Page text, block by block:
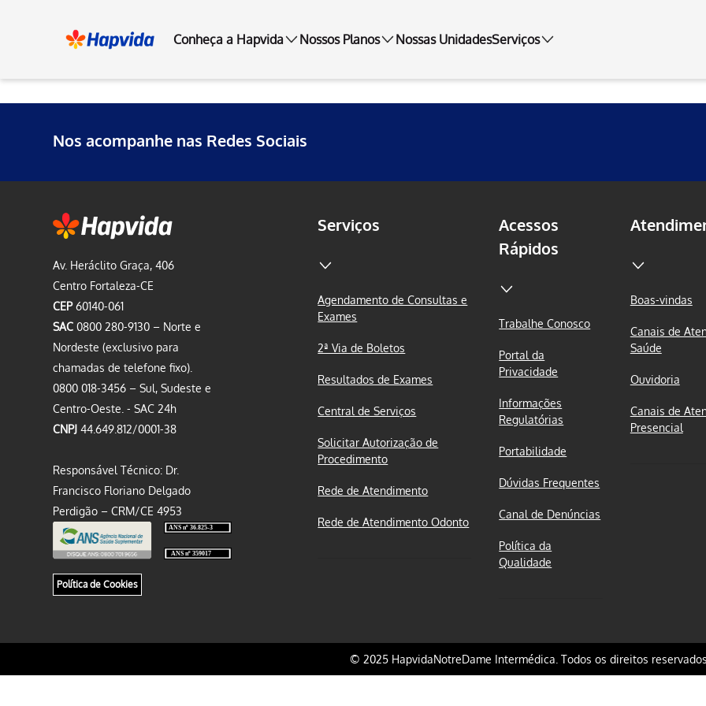
Conheça a Hapvida Nossos Planos Nossas UnidadesServiços
Nos acompanhe nas Redes Sociais
Av. Heráclito Graça, 406
Centro Fortaleza-CE
CEP60140-061
SAC0800 280-9130 – Norte e
Nordeste (exclusivo para
chamadas de telefone fixo).
0800 018-3456 – Sul, Sudeste e
Centro-Oeste. - SAC 24h
CNPJ44.649.812/0001-38
Responsável Técnico: Dr.
Francisco Floriano Delgado
Perdigão – CRM/CE 4953
Política de Cookies
Serviços
Agendamento de Consultas e
Exames
2ª Via de Boletos
Resultados de Exames
Central de Serviços
Solicitar Autorização de
Procedimento
Rede de Atendimento
Rede de Atendimento Odonto
Acessos
Rápidos
Trabalhe Conosco
Portal da
Privacidade
Informações
Regulatórias
Portabilidade
Dúvidas Frequentes
Canal de Denúncias
Política da
Qualidade
Boas-vindas
Canais de
Saúde
Ouvidoria
Canais de
Presencial
© 2025 HapvidaNotreDame Intermédica. Todos os direitos reservados.